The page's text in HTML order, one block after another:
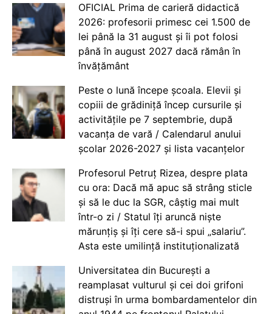
OFICIAL Prima de carieră didactică
2026: profesorii primesc cei 1.500 de
lei până la 31 august și îi pot folosi
până în august 2027 dacă rămân în
învățământ
Peste o lună începe școala. Elevii și
copiii de grădiniță încep cursurile și
activitățile pe 7 septembrie, după
vacanța de vară / Calendarul anului
școlar 2026-2027 și lista vacanțelor
Profesorul Petruț Rizea, despre plata
cu ora: Dacă mă apuc să strâng sticle
și să le duc la SGR, câștig mai mult
într-o zi / Statul îți aruncă niște
mărunțiș și îți cere să-i spui „salariu”.
Asta este umilință instituționalizată
Universitatea din București a
reamplasat vulturul și cei doi grifoni
distruși în urma bombardamentelor din